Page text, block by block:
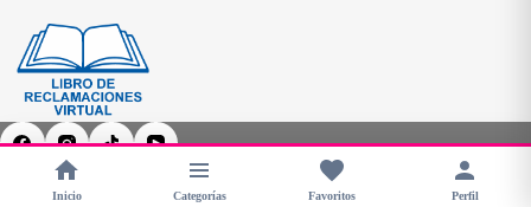
Copyright © 2026 - CHERIMOYA Perú
Inicio Categorías Favoritos Perfil